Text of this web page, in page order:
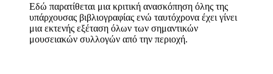
Εδώ παρατίθεται μια κριτική ανασκόπηση όλης της
υπάρχουσας βιβλιογραφίας ενώ ταυτόχρονα έχει γίνει
μια εκτενής εξέταση όλων των σημαντικών
μουσειακών συλλογών από την περιοχή.